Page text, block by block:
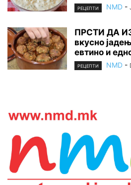
РЕЦЕПТИ NMD -
ПРСТИ ДА
вкусно
евтино и
РЕЦЕПТИ NMD -